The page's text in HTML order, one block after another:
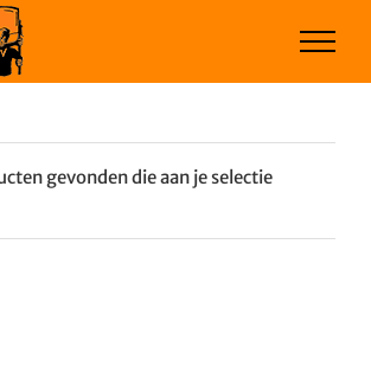
gevonden die aan je selectie